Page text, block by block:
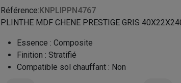
Référence:KNPLIPPN4767
PLINTHE MDF CHENE PRESTIGE GRIS
Essence :Composite
Finition :Stratifié
Compatible sol chauffant : Non